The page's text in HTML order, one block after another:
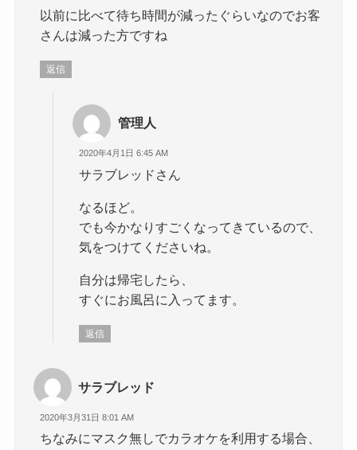
以前に比べて待ち時間が減ったぐらいなのでお客
さんは減った方ですね
返信
管理人
2020年4月1日 6:45 AM
サラブレッドさん
なるほど。
でも今かなりすごくなってきているので、
気をつけてくださいね。
自分は帰宅したら、
すぐにお風呂に入ってます。
返信
サラブレッド
2020年3月31日 8:01 AM
ちなみにマスク無しでカラオケを利用する場合、